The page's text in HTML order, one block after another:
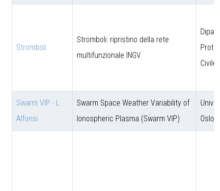
Stromboli
Stromboli: ripristino della rete
multifunzionale INGV
Civile
Swarm VIP - L.
Alfonsi
Swarm Space Weather Variability of
Ionospheric Plasma (Swarm VIP)
Oslo